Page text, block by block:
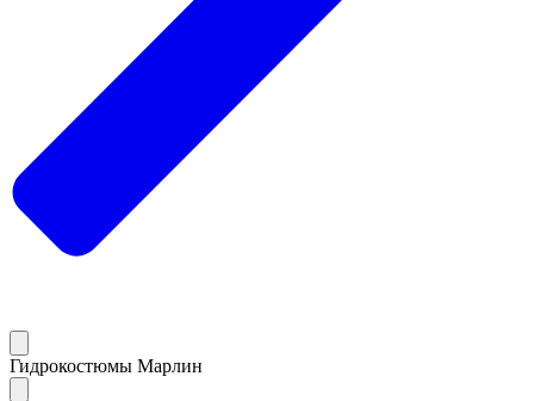
Гидрокостюмы Марлин